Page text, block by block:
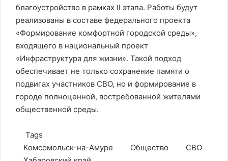
благоустройство в рамках II этапа. Работы будут
реализованы в составе федерального проекта
«Формирование комфортной городской среды»,
входящего в национальный проект
«Инфраструктура для жизни». Такой подход
обеспечивает не только сохранение памяти о
подвигах участников СВО, но и формирование в
городе полноценной, востребованной жителями
общественной среды.
Tags
Комсомольск-на-Амуре
Общество
СВО